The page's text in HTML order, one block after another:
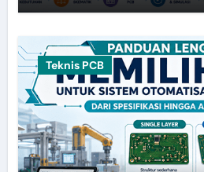
Teknis PCB